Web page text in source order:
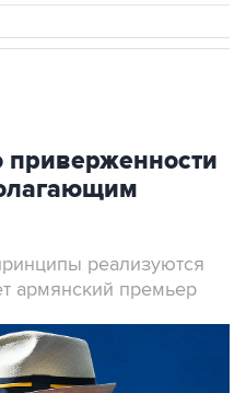
реализуются
армянский премьер